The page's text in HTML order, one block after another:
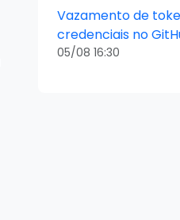
Vazamento de
credenciais no
05/08 16:30